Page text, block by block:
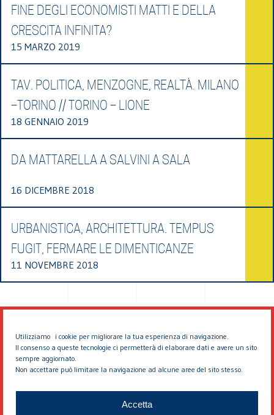
Utilizziamo i cookie per migliorare la tua esperienza di navigazione.
Il consenso a queste tecnologie ci permetterà di elaborare dati e avere un sito
sempre aggiornato.
Non accettare può limitare la navigazione ad alcune aree del sito stesso.
Accetta
FINE DEGLI ECONOMISTI MATTI E DELLA
CRESCITA INFINITA?
15 MARZO 2019
TAV. POLITICA, MENZOGNE, REALTÀ. MILANO
–TORINO // TORINO – LIONE
18 GENNAIO 2019
DA MATTARELLA A SALVINI A SALA
16 DICEMBRE 2018
URBANISTICA, ARCHITETTURA. TEMPUS
FUGIT, FERMARE LE DIMENTICANZE
11 NOVEMBRE 2018
© 2026 EDDYBURG